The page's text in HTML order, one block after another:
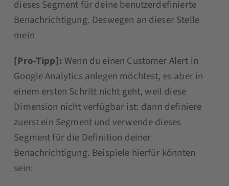
dieses Segment für deine benutzerdefinierte
Benachrichtigung. Deswegen an dieser Stelle
mein
[Pro-Tipp]:Wenn du einen Customer Alert in
Google Analytics anlegen möchtest, es aber in
einem ersten Schritt nicht geht, weil diese
Dimension nicht verfügbar ist: dann definiere
zuerst ein Segment und verwende dieses
Segment für die Definition deiner
Benachrichtigung. Beispiele hierfür könnten
sein: